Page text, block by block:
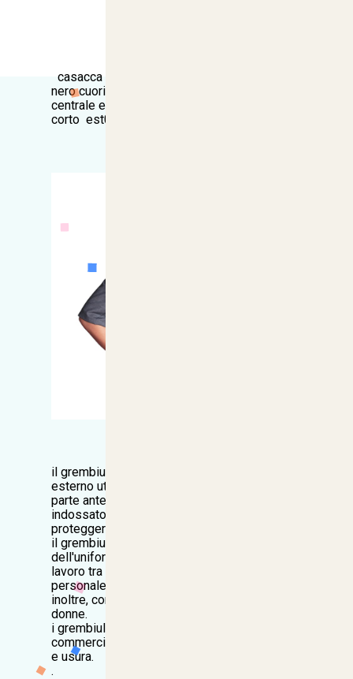
casacca zip donna fondo grigio finimento
nero cuori bianchi casacca da donna con zip
centrale e tasche 100% cotone modello
corto est058c
il grembiule è un indumento protettivo
esterno utilizzato per ricoprire soprattutto la
parte anteriore del corpo.può essere
indossato per motivi igienici o anche per
proteggere i vestiti da usura e strappi.
il grembiule fa parte comunemente
dell'uniforme di parecchie categorie di
lavoro tra cui camerieri, cuochi, infermiere,
personale domestico e può essere portato,
inoltre, come indumento decorativo dalle
donne.
i grembiuli indossati in molte imprese
commerciali per proteggere i vestiti da danni
e usura.
.